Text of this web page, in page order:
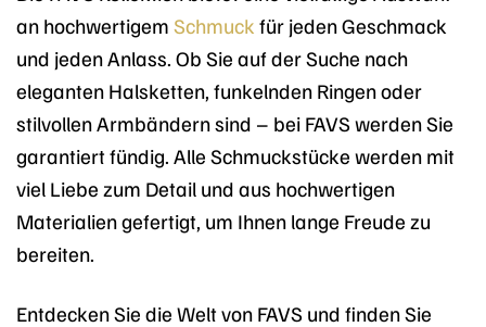
an hochwertigem Schmuck für jeden Geschmack
und jeden Anlass. Ob Sie auf der Suche nach
eleganten Halsketten, funkelnden Ringen oder
stilvollen Armbändern sind – bei FAVS werden Sie
garantiert fündig. Alle Schmuckstücke werden mit
viel Liebe zum Detail und aus hochwertigen
Materialien gefertigt, um Ihnen lange Freude zu
bereiten.
Entdecken Sie die Welt von FAVS und finden Sie